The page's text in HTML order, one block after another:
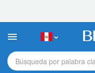
sitio
incluye
sistema
de Búsqueda por palabra